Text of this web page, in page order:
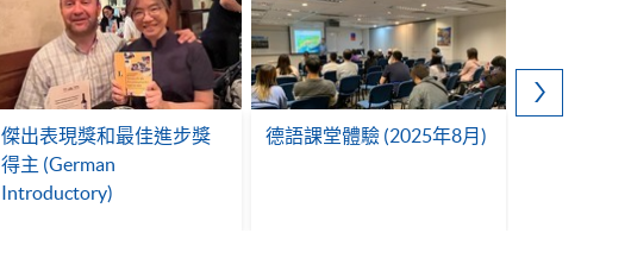
傑出表現獎和最佳進步獎
得主 (German
Introductory)
德語課堂體驗 (2025年8月)